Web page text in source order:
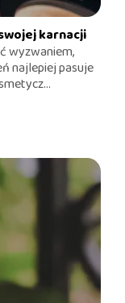
karnacji
wyzwaniem,
najlepiej pasuje